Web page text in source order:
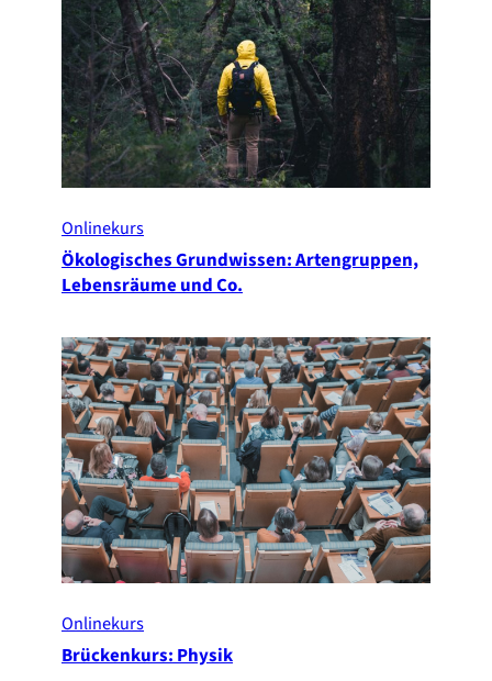
Onlinekurs
Ökologisches Grundwissen: Artengruppen,
Lebensräume und Co.
Onlinekurs
Brückenkurs: Physik